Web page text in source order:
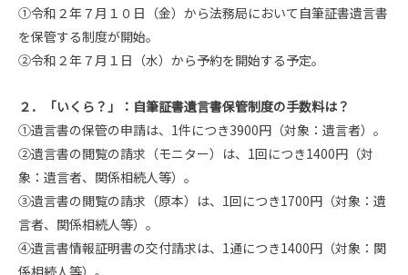
①令和２年７月１０日（金）から法務局において自筆証書遺言書
を保管する制度が開始。
②令和２年７月１日（水）から予約を開始する予定。
２．「いくら？」：自筆証書遺言書保管制度の手数料は？
①遺言書の保管の申請は、1件につき3900円（対象：遺言者）。
②遺言書の閲覧の請求（モニター）は、1回につき1400円（対
象：遺言者、関係相続人等）。
③遺言書の閲覧の請求（原本）は、1回につき1700円（対象：遺
言者、関係相続人等）。
④遺言書情報証明書の交付請求は、1通につき1400円（対象：関